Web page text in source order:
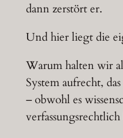
dann zerstört er.
Und hier liegt die
Warum halten wir
System aufrecht,
– obwohl es